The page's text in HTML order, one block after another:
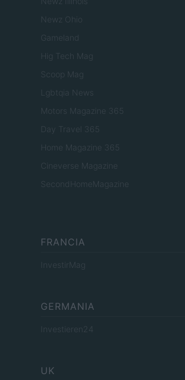
Newz Ohio
Gameland
Hig Tech Mag
Scoop Mag
Lgbtqia News
Motors Magazine 365
Day Travel 365
Home Magazine 365
Cineverse Magazine
SecondHomeMagazine
FRANCIA
InvestirMag
GERMANIA
Investieren24
UK